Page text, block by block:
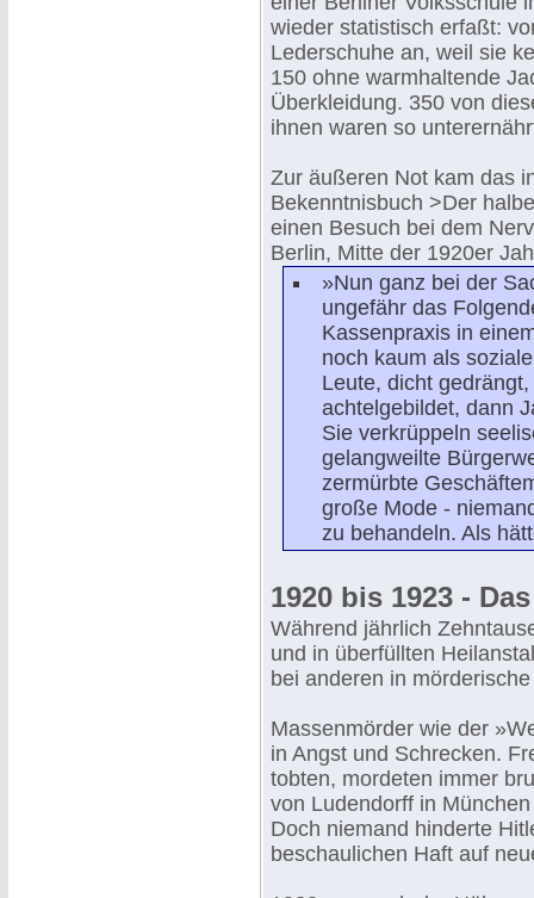
wieder statistisch erfaßt:
Lederschuhe an, weil sie
150 ohne warmhaltende
Überkleidung. 350 von
ihnen waren so
Zur äußeren Not kam das
Bekenntnisbuch >Der
einen Besuch bei dem
Berlin, Mitte der 1920er
»Nun ganz bei der
ungefähr das
Kassenpraxis in
noch kaum als
Leute, dicht
achtelgebildet, dann
Sie verkrüppeln
gelangweilte
zermürbte
große Mode -
zu behandeln. Als
1920 bis 1923 -
Während jährlich
und in überfüllten
bei anderen in
Massenmörder wie der
in Angst und Schrecken.
tobten, mordeten immer
von Ludendorff in
Doch niemand hinderte
beschaulichen Haft auf